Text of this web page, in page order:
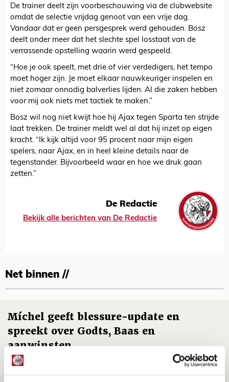
De trainer deelt zijn voorbeschouwing via de clubwebsite
omdat de selectie vrijdag genoot van een vrije dag.
Vandaar dat er geen persgesprek werd gehouden. Bosz
deelt onder meer dat het slechte spel losstaat van de
verrassende opstelling waarin werd gespeeld.
“Hoe je ook speelt, met drie of vier verdedigers, het tempo
moet hoger zijn. Je moet elkaar nauwkeuriger inspelen en
niet zomaar onnodig balverlies lijden. Al die zaken hebben
voor mij ook niets met tactiek te maken.”
Bosz wil nog niet kwijt hoe hij Ajax tegen Sparta ten strijde
laat trekken. De trainer meldt wel al dat hij inzet op eigen
kracht. “Ik kijk altijd voor 95 procent naar mijn eigen
spelers, naar Ajax, en in heel kleine details naar de
tegenstander. Bijvoorbeeld waar en hoe we druk gaan
zetten.”
De Redactie
Bekijk alle berichten van De Redactie
Net binnen //
Míchel geeft blessure-update en
spreekt over Godts, Baas en
aanwinsten
07 AUGUSTUS 2026 - 14:13